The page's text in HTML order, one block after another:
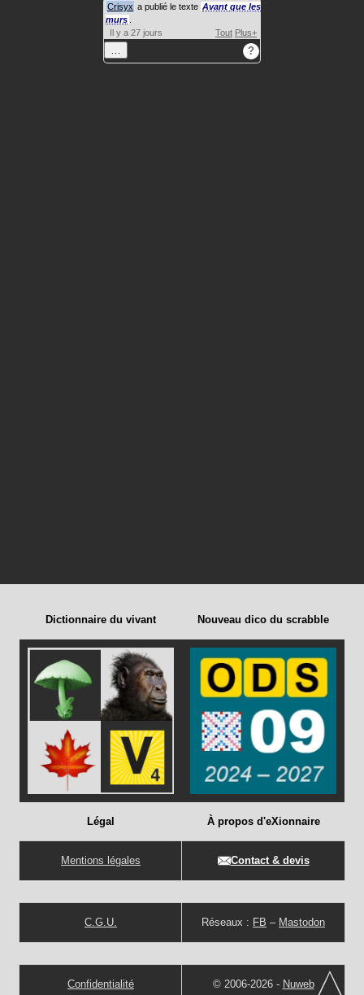
Crisyx a publié le texte Avant que les
murs
Il y a 27 jours
Tout Plus+
… ?
Dictionnaire du vivant Nouveau dico du scrabble
Légal
Mentions légales
C.G.U.
Confidentialité
À propos d'eXionnaire
Contact & devis
Réseaux : FB – Mastodon
© 2006-2026 - Nuweb